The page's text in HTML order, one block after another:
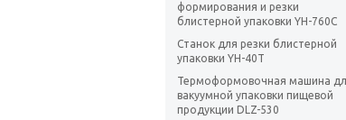
формирования и резки
блистерной упаковки YH-760C
Станок для резки блистерной
упаковки YH-40T
Термоформовочная машина
вакуумной упаковки пищевой
продукции DLZ-530